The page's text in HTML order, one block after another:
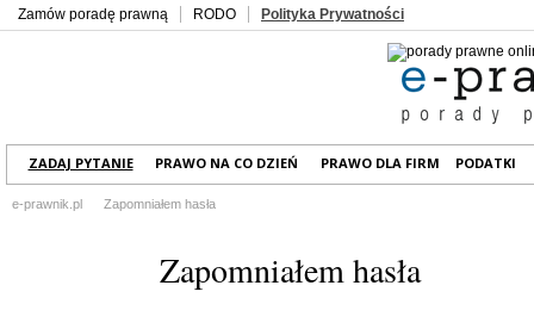
Zamów poradę prawną RODO Polityka Prywatności
ZADAJ PYTANIE PRAWO NA CO DZIEŃ PRAWO DLA FIRM PODATKI
e-prawnik.pl Zapomniałem hasła
Zapomniałem hasła